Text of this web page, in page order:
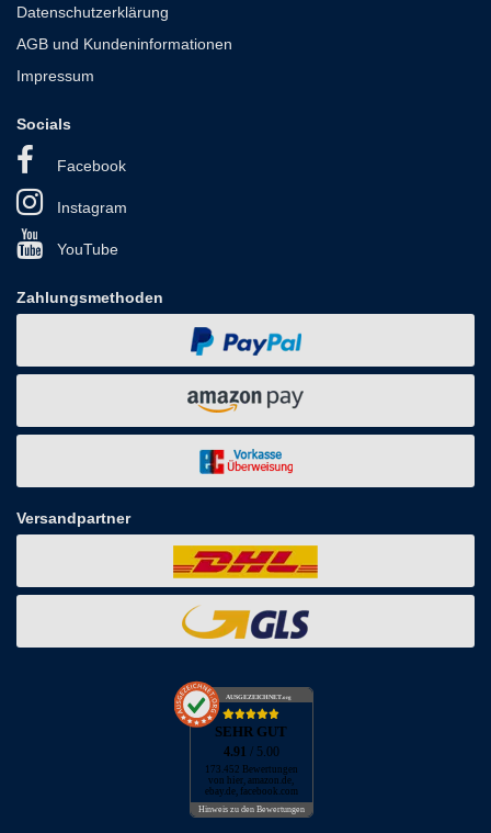
Datenschutzerklärung
AGB und Kundeninformationen
Impressum
Socials
Facebook
Instagram
YouTube
Zahlungsmethoden
Versandpartner
AUSGEZEICHNET.org
SEHR GUT
4.91 / 5.00
173.452 Bewertungen
von hier, amazon.de,
ebay.de, facebook.com
Hinweis zu den Bewertungen